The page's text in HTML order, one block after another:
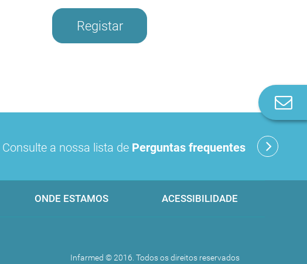
Registar
Consulte a nossa lista de Perguntas frequentes
ONDE ESTAMOS ACESSIBILIDADE
Infarmed © 2016. Todos os direitos reservados